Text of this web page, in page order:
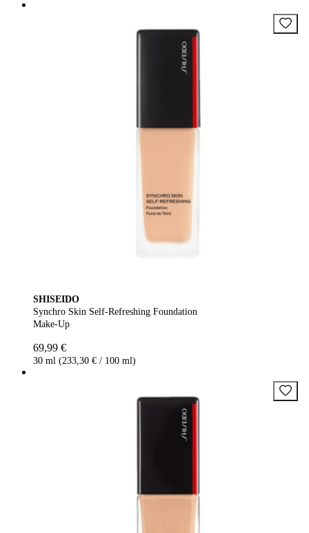
SHISEIDO
Synchro Skin Self-Refreshing Foundation
Make-Up
69,99 €
30 ml (233,30 € / 100 ml)